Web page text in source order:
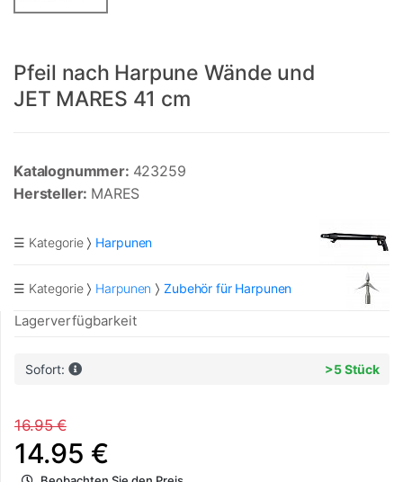
Pfeil nach Harpune Wände und
JET MARES 41 cm
Katalognummer: 423259
Hersteller: MARES
☰ Kategorie Harpunen
☰ Kategorie Harpunen Zubehör für Harpunen
Lagerverfügbarkeit
Sofort: >5 Stück
16.95 €
14.95 €